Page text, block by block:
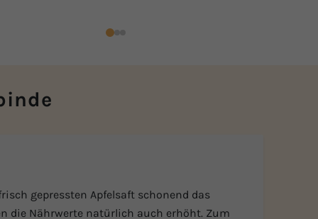
gepressten Apfelsaft schonend das
die Nährwerte natürlich auch erhöht. Zum